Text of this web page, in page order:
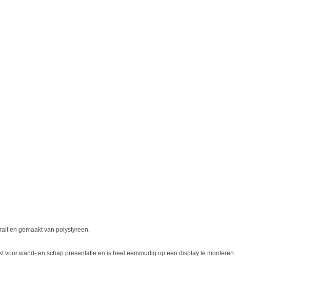
en gemaakt van polystyreen.
wand- en schap presentatie en is heel eenvoudig op een display te monteren.